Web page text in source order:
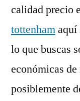
calidad precio
tottenhamaquí
lo que buscas
económicas
posiblemente